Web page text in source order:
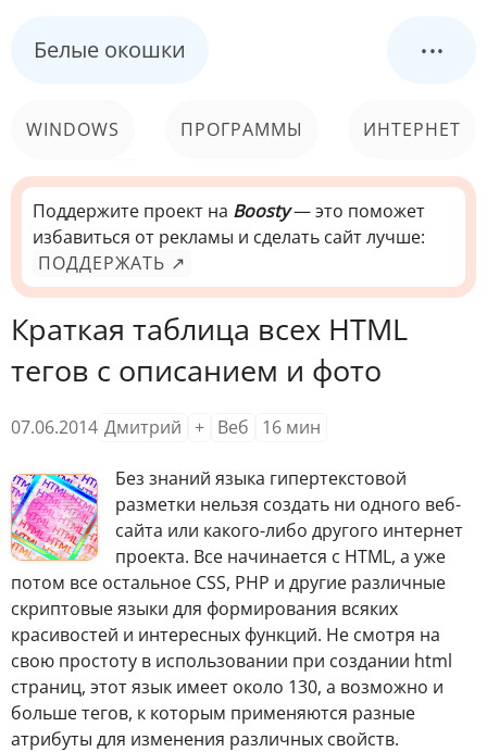
Белые окошки ...
WINDOWS ПРОГРАММЫ ИНТЕРНЕТ
КОМПЬЮТЕР
СИСТЕМА
Поддержите проект на Boosty— это поможет
избавиться от рекламы и сделать сайт лучше:
ПОДДЕРЖАТЬ ↗
Краткая таблица всех HTML
тегов с описанием и фото
07.06.2014 Дмитрий + Веб 16 мин
Без знаний языка гипертекстовой
разметки нельзя создать ни одного веб-
сайта или какого-либо другого интернет
проекта. Все начинается с HTML, а уже
потом все остальное CSS, PHP и другие различные
скриптовые языки для формирования всяких
красивостей и интересных функций. Не смотря на
свою простоту в использовании при создании html
страниц, этот язык имеет около 130, а возможно и
больше тегов, к которым применяются разные
атрибуты для изменения различных свойств.